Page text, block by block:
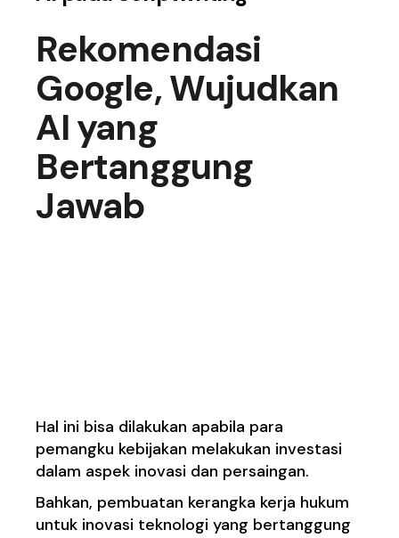
Rekomendasi
Google, Wujudkan
AI yang
Bertanggung
Jawab
Hal ini bisa dilakukan apabila para
pemangku kebijakan melakukan investasi
dalam aspek inovasi dan persaingan.
Bahkan, pembuatan kerangka kerja hukum
untuk inovasi teknologi yang bertanggung